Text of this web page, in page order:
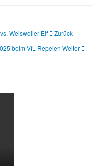
Weisweiler Elf
Zurück
beim VfL Repelen Weiter